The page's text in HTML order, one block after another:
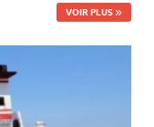
VOIR PLUS